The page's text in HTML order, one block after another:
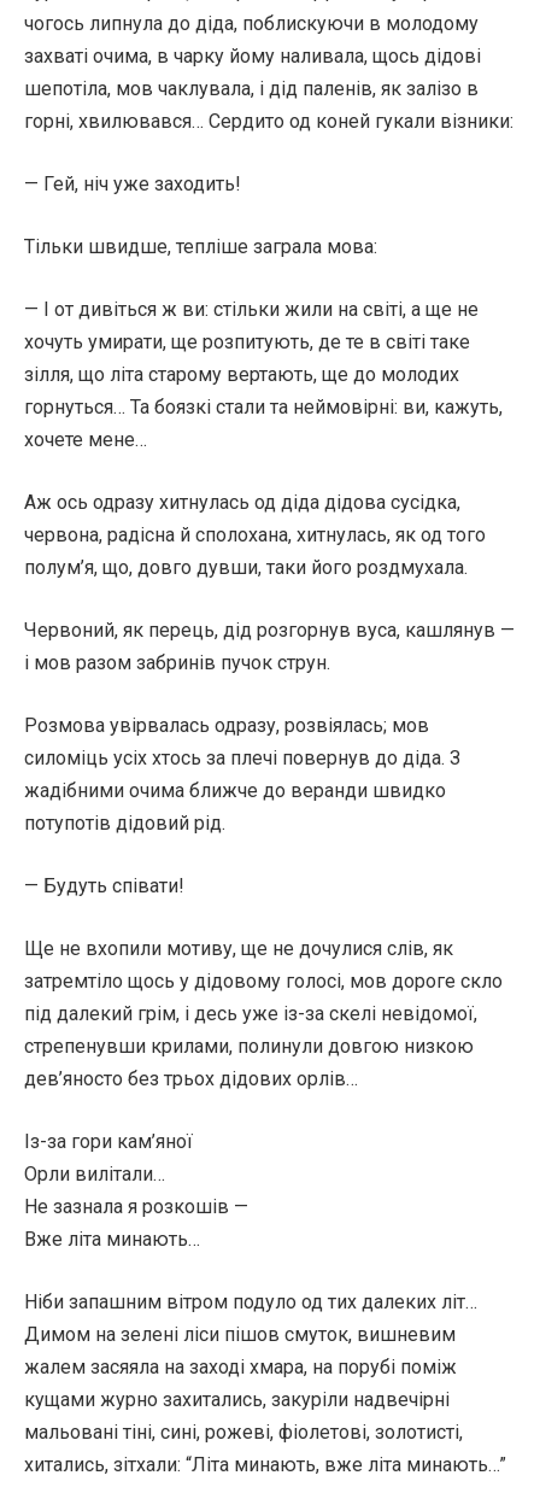
чогось липнула до діда, поблискуючи в молодому
захваті очима, в чарку йому наливала, щось дідові
шепотіла, мов чаклувала, і дід паленів, як залізо в
горні, хвилювався… Сердито од коней гукали візники:
— Гей, ніч уже заходить!
Тільки швидше, тепліше заграла мова:
— І от дивіться ж ви: стільки жили на світі, а ще не
хочуть умирати, ще розпитують, де те в світі таке
зілля, що літа старому вертають, ще до молодих
горнуться… Та боязкі стали та неймовірні: ви, кажуть,
хочете мене…
Аж ось одразу хитнулась од діда дідова сусідка,
червона, радісна й сполохана, хитнулась, як од того
полум’я, що, довго дувши, таки його роздмухала.
Червоний, як перець, дід розгорнув вуса, кашлянув —
і мов разом забринів пучок струн.
Розмова увірвалась одразу, розвіялась; мов
силоміць усіх хтось за плечі повернув до діда. З
жадібними очима ближче до веранди швидко
потупотів дідовий рід.
— Будуть співати!
Ще не вхопили мотиву, ще не дочулися слів, як
затремтіло щось у дідовому голосі, мов дороге скло
під далекий грім, і десь уже із-за скелі невідомої,
стрепенувши крилами, полинули довгою низкою
дев’яносто без трьох дідових орлів…
Із-за гори кам’яної
Орли вилітали…
Не зазнала я розкошів —
Вже літа минають…
Ніби запашним вітром подуло од тих далеких літ…
Димом на зелені ліси пішов смуток, вишневим
жалем засяяла на заході хмара, на порубі поміж
кущами журно захитались, закуріли надвечірні
мальовані тіні, сині, рожеві, фіолетові, золотисті,
хитались, зітхали: “Літа минають, вже літа минають…”